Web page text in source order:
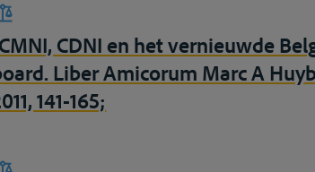
CDNI en het vernieuwde
Liber Amicorum Marc A
141-165;